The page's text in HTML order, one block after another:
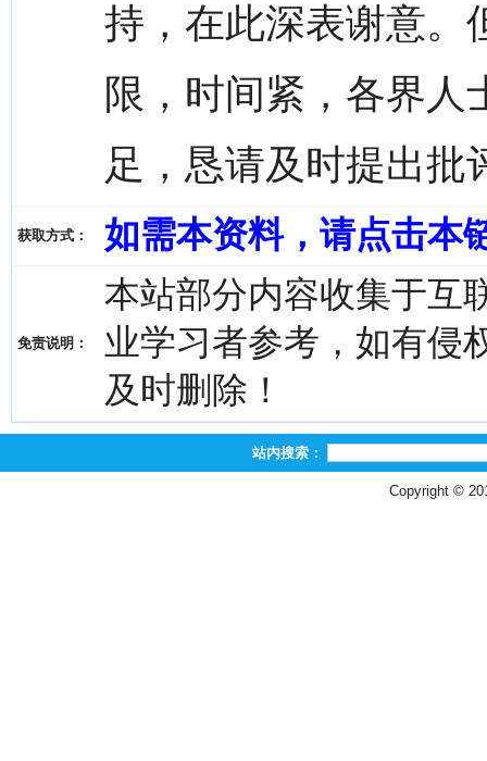
持，在此深表谢意。
限，时间紧，各界人
足，恳请及时提出批
获取方式： 如需本资料，请点击本
免责说明：
本站部分内容收集于互
业学习者参考，如有侵
及时删除！
站内搜索：
Copyright ©